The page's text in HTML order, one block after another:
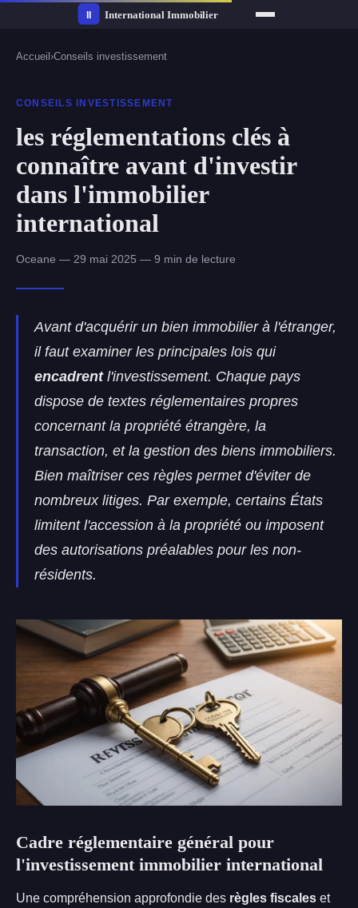
Accueil ›Conseils investissement
CONSEILS INVESTISSEMENT
les réglementations clés à
connaître avant d'investir
dans l'immobilier
international
Oceane — 29 mai 2025 — 9 min de lecture
Avant d'acquérir un bien immobilier à l'étranger,
il faut examiner les principales lois qui
encadrentl'investissement. Chaque pays
dispose de textes réglementaires propres
concernant la propriété étrangère, la
transaction, et la gestion des biens immobiliers.
Bien maîtriser ces règles permet d'éviter de
nombreux litiges. Par exemple, certains États
limitent l'accession à la propriété ou imposent
des autorisations préalables pour les non-
résidents.
Cadre réglementaire général pour
l'investissement immobilier international
Une compréhension approfondie des règles fiscales et